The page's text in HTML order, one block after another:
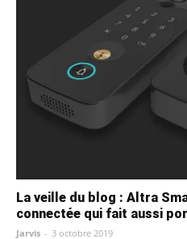
La veille du blog : Altra
connectée qui fait aussi
Jarvis - 3 octobre 2019